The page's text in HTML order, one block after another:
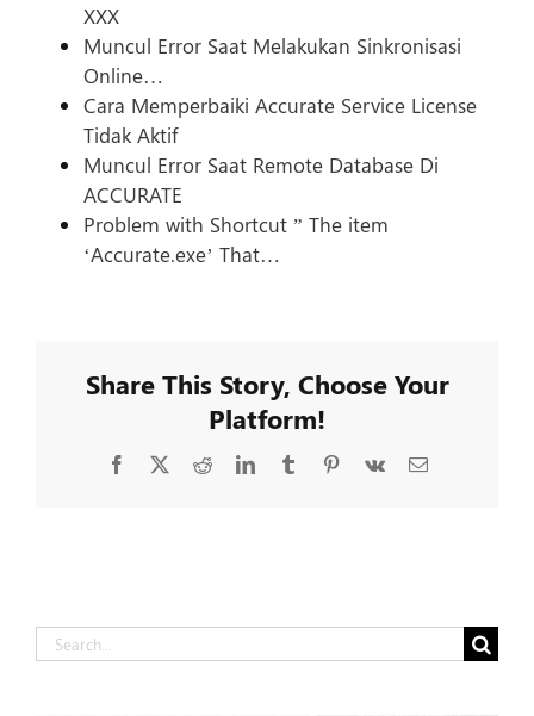
XXX
Muncul Error Saat Melakukan Sinkronisasi
Online…
Cara Memperbaiki Accurate Service License
Tidak Aktif
Muncul Error Saat Remote Database Di
ACCURATE
Problem with Shortcut ” The item
‘Accurate.exe’ That…
Share This Story, Choose Your
Platform!
Facebook
X RedditLinkedInTumblrPinterest
Vk Email
Search
for: